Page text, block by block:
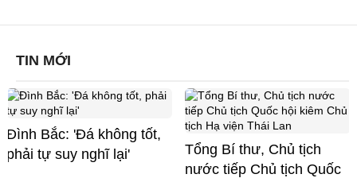
TIN MỚI
Đình Bắc: 'Đá không tốt,
phải tự suy nghĩ lại'
Tổng Bí thư, Chủ tịch
nước tiếp Chủ tịch Quốc